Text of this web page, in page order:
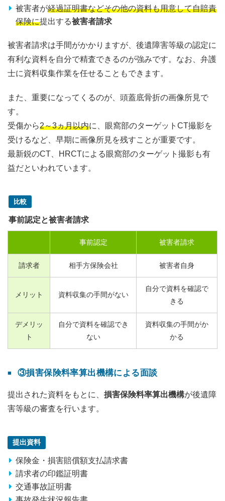
被害者が経過証明書などその他の資料も用意して自賠責
保険に提出する被害者請求
被害者請求は手間がかかりますが、後遺障害等級の認定に
有利な資料を自分で精査できるのが強みです。なお、弁護
士に資料収集作業を任せることもできます。
また、重要になってくるのが、頭蓋底骨折の画像所見で
す。
受傷から2～3ヵ月以内に、眼窩部のターゲットCT撮影を
受けるなど、早期に画像所見を残すことが重要です。
最新鋭のCT、HRCTによる眼窩部のターゲット撮影も有
益だといわれています。
比較
事前認定と被害者請求
事前認定 被害者請求
請求者 相手方保険会社 被害者自身
メリット 資料収集の手間がない
自分で資料を確認で
きる
デメリッ
ト
自分で資料を確認でき
ない
資料収集の手間がか
かる
③損害保険料率算出機構による面談
提出された資料をもとに、 損害保険料率算出機構が後遺障
害等級の審査を行います。
提出資料
保険金・損害賠償額支払請求書
請求者の印鑑証明書
交通事故証明書